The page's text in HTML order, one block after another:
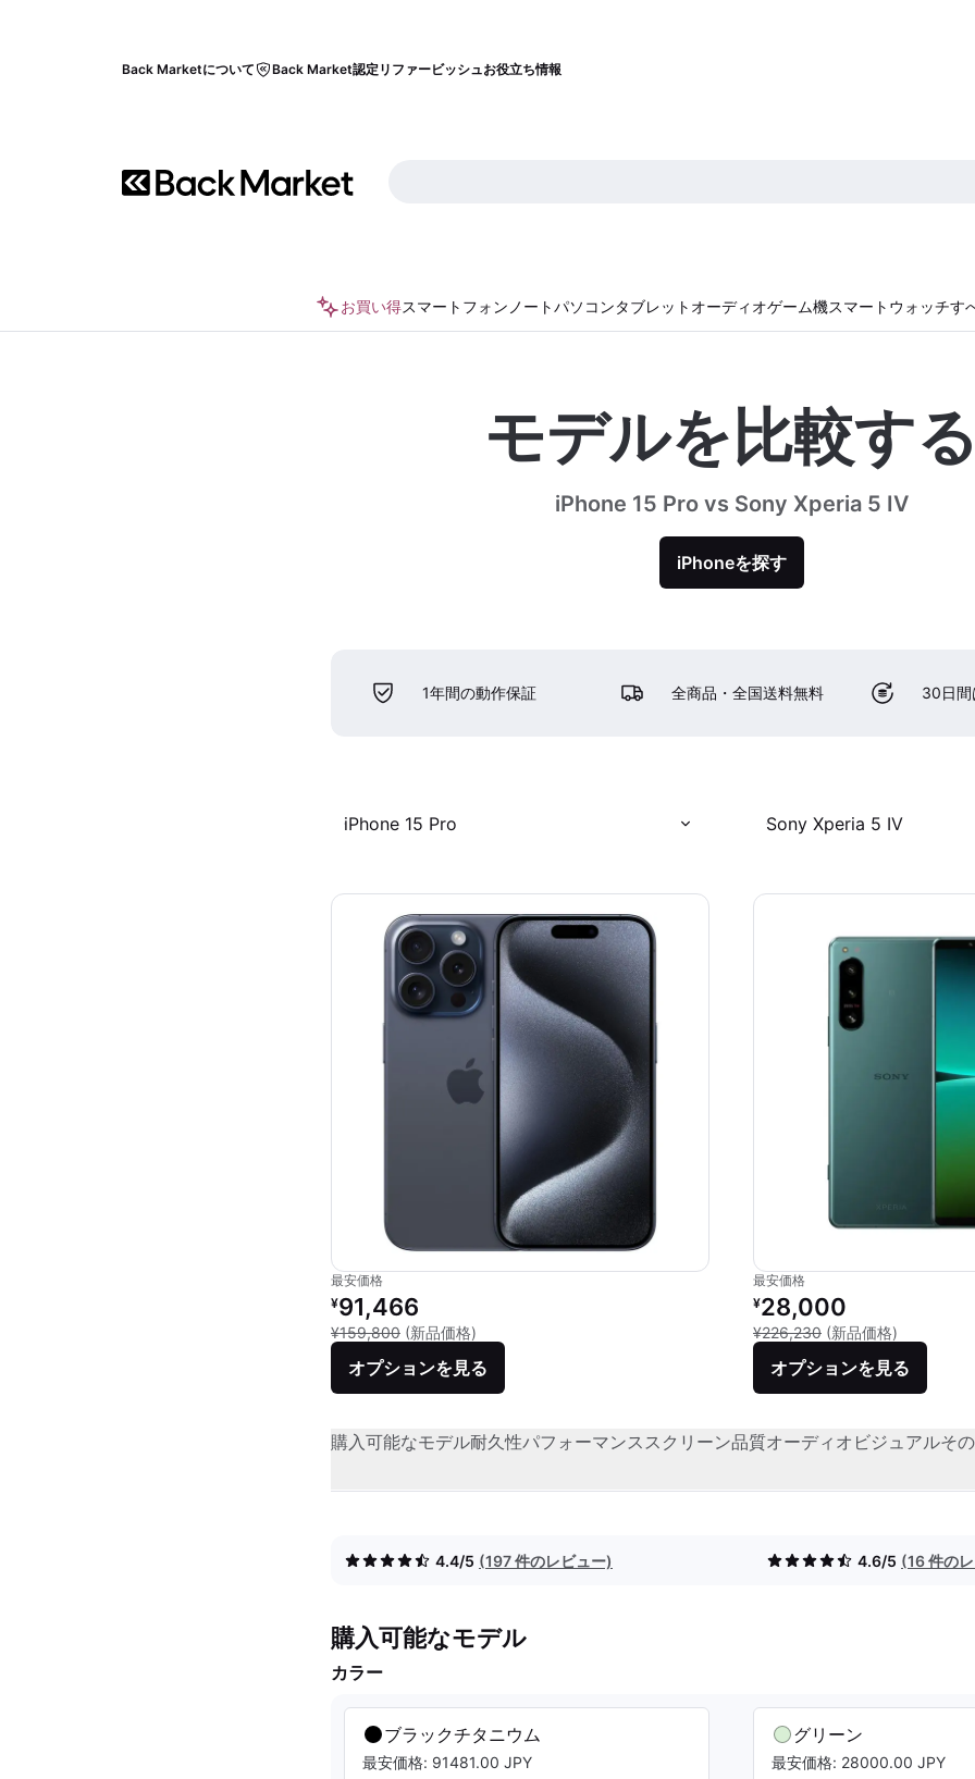
Back Marketについて Back Market認定リファービッシュお役立ち情報
お買い得スマートフォン ノートパソコンタブレット オーディオゲーム機スマートウォッチす
モデルを比較する
iPhone 15 Pro vs Sony Xperia 5 IV
iPhoneを探す
1年間の動作保証 全商品・全国送料無料 30日間
iPhone 15 Pro Sony Xperia 5 IV
最安価格
リファービッシュ品の価格：
¥91,466
¥159,800 (新品価格)
オプションを見る
最安価格
リファービッシュ品の価格：
¥28,000
¥226,230 (新品価格)
オプションを見る
購入可能なモデル耐久性パフォーマンススクリーン品質オーディオビジュアルそ
4.4/5 (197 件のレビュー) 4.6/5 (16 件の
購入可能なモデル
カラー
ブラックチタニウム
最安価格: 91481.00 JPY
グリーン
最安価格: 28000.00 JPY